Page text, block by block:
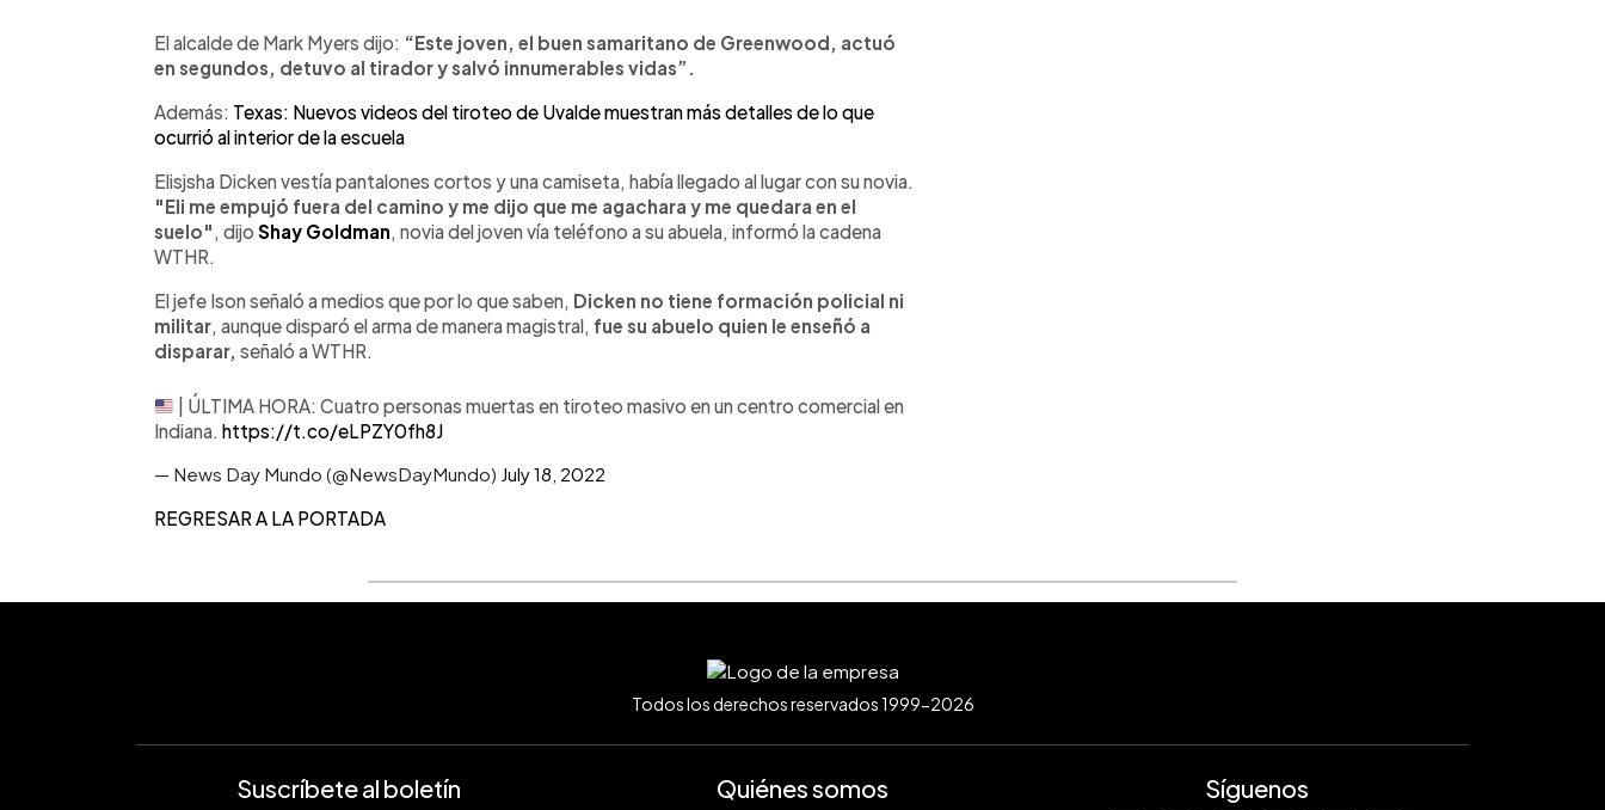
El alcalde de Mark Myers dijo: “Este joven, el buen samaritano de Greenwood, actuó
en segundos, detuvo al tirador y salvó innumerables vidas”.
Además: Texas: Nuevos videos del tiroteo de Uvalde muestran más detalles de lo que
ocurrió al interior de la escuela
Elisjsha Dicken vestía pantalones cortos y una camiseta, había llegado al lugar con su novia.
"Eli me empujó fuera del camino y me dijo que me agachara y me quedara en el
suelo", dijo Shay Goldman, novia del joven vía teléfono a su abuela, informó la cadena
WTHR.
El jefe Ison señaló a medios que por lo que saben, Dicken no tiene formación policial ni
militar, aunque disparó el arma de manera magistral, fue su abuelo quien le enseñó a
disparar, señaló a WTHR.
| ÚLTIMA HORA: Cuatro personas muertas en tiroteo masivo en un centro comercial en
Indiana. https://t.co/eLPZY0fh8J
— News Day Mundo (@NewsDayMundo) July 18, 2022
REGRESAR A LA PORTADA
Todos los derechos reservados 1999-2026
Suscríbete al boletín Quiénes somos Síguenos